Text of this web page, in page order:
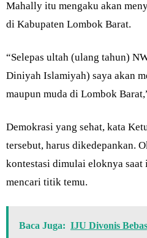
Mahally itu mengaku akan
di Kabupaten Lombok Barat.
“Selepas ultah (ulang tahun)
Diniyah Islamiyah) saya akan
maupun muda di Lombok
Demokrasi yang sehat, kata
tersebut, harus dikedepankan.
kontestasi dimulai eloknya saat
mencari titik temu.
Baca Juga: IJU Divonis